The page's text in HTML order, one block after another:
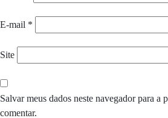
E-mail *
Site
Salvar meus dados neste navegador para a
comentar.